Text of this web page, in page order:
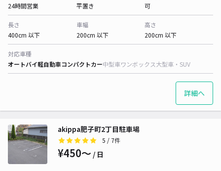
24時間営業
平置き
可
長さ
400cm 以下
車幅
200cm 以下
高さ
200cm 以下
対応車種
オートバイ軽自動車コンパクトカー中型車ワンボックス大型車・SUV
詳細へ
akippa肥子町2丁目駐車場
5 / 7件
¥450〜 / 日